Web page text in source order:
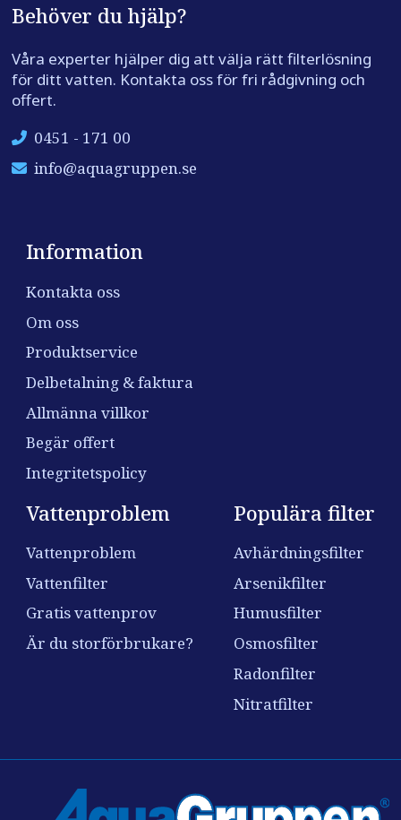
Behöver du hjälp?
Våra experter hjälper dig att välja rätt filterlösning
för ditt vatten. Kontakta oss för fri rådgivning och
offert.
0451 - 171 00
info@aquagruppen.se
Information
Kontakta oss
Om oss
Produktservice
Delbetalning & faktura
Allmänna villkor
Begär offert
Integritetspolicy
Vattenproblem
Vattenproblem
Vattenfilter
Gratis vattenprov
Är du storförbrukare?
Populära filter
Avhärdningsfilter
Arsenikfilter
Humusfilter
Osmosfilter
Radonfilter
Nitratfilter